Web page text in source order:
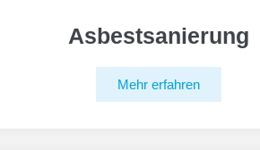
Asbestsanierung
Mehr erfahren